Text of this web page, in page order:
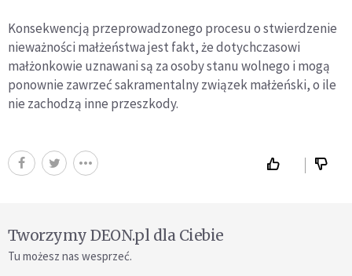
Konsekwencją przeprowadzonego procesu o stwierdzenie
nieważności małżeństwa jest fakt, że dotychczasowi
małżonkowie uznawani są za osoby stanu wolnego i mogą
ponownie zawrzeć sakramentalny związek małżeński, o ile
nie zachodzą inne przeszkody.
Tworzymy DEON.pl dla Ciebie
Tu możesz nas wesprzeć.